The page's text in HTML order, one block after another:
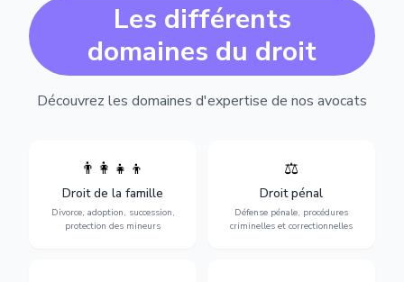
Les différents
domaines du droit
Découvrez les domaines d'expertise de nos avocats
👨‍👩‍👧‍👦
Droit de la famille
Divorce, adoption, succession,
protection des mineurs
Divorce, garde d'enfants,
adoption, succession et
protection des personnes
vulnérables.
⚖️
Droit pénal
Défense pénale, procédures
criminelles et correctionnelles
Expertise en matière pénale,
vue jusqu'au procès, pour
toute affaire correctionnelle
ou criminelle.